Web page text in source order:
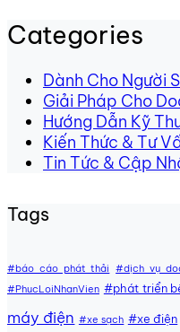
Categories
Dành Cho Người
Giải Pháp Cho
Hướng Dẫn Kỹ
Kiến Thức & Tư
Tin Tức & Cập
Tags
#báo cáo phát thải #dịch vụ
#PhucLoiNhanVien #phát triển
máy điện #xe sạch #xe điện